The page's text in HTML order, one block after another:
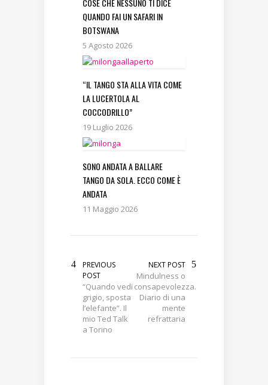
QUANDO FAI UN SAFARI IN
BOTSWANA
5 Agosto 2026
“IL TANGO STA ALLA VITA COME
LA LUCERTOLA AL
COCCODRILLO”
19 Luglio 2026
SONO ANDATA A BALLARE
TANGO DA SOLA. ECCO COME È
ANDATA
11 Maggio 2026
PREVIOUS
POST
“Quando vedi
grigio, sposta
l’elefante”. Il
mio Ted Talk
a Torino
NEXT POST
Mindulness o
consapevolezza.
Diario di una
mente
refrattaria